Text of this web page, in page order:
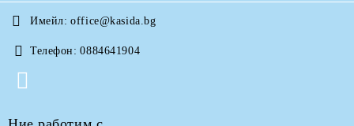
Имейл: office@kasida.bg
Телефон: 0884641904